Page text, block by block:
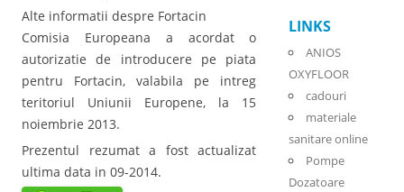
Alte informatii despre Fortacin
Comisia Europeana a acordat o
autorizatie de introducere pe piata
pentru Fortacin, valabila pe intreg
teritoriul Uniunii Europene, la 15
noiembrie 2013.
Prezentul rezumat a fost actualizat
ultima data in 09-2014.
LINKS
ANIOS
OXYFLOOR
cadouri
materiale
sanitare online
Pompe
Dozatoare